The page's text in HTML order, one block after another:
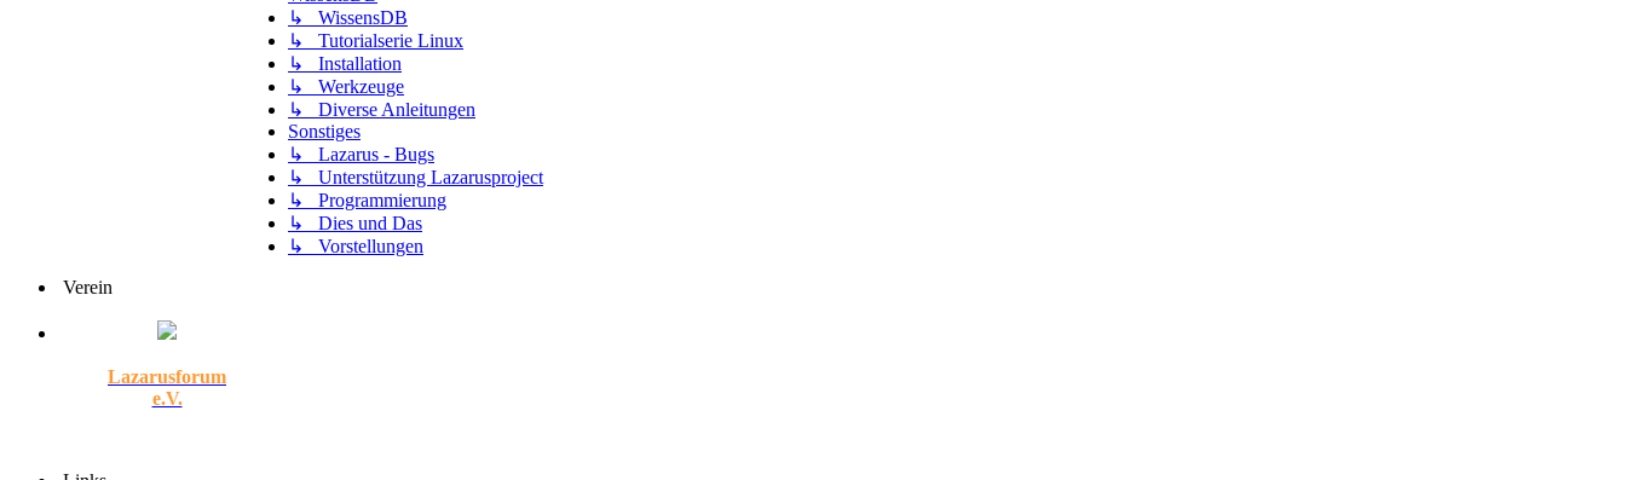
↳ WissensDB
↳ Tutorialserie Linux
↳ Installation
↳ Werkzeuge
↳ Diverse Anleitungen
Sonstiges
↳ Lazarus - Bugs
↳ Unterstützung Lazarusproject
↳ Programmierung
↳ Dies und Das
↳ Vorstellungen
Verein
Lazarusforum
e.V.